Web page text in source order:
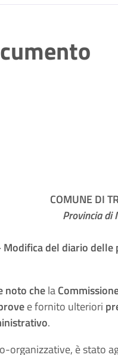
COMUNE DI
Provincia di
Modifica del diario
noto chela
e fornito ulteriori
.
organizzative, è stato